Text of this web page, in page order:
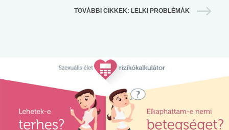
TOVÁBBI CIKKEK: LELKI PROBLÉMÁK